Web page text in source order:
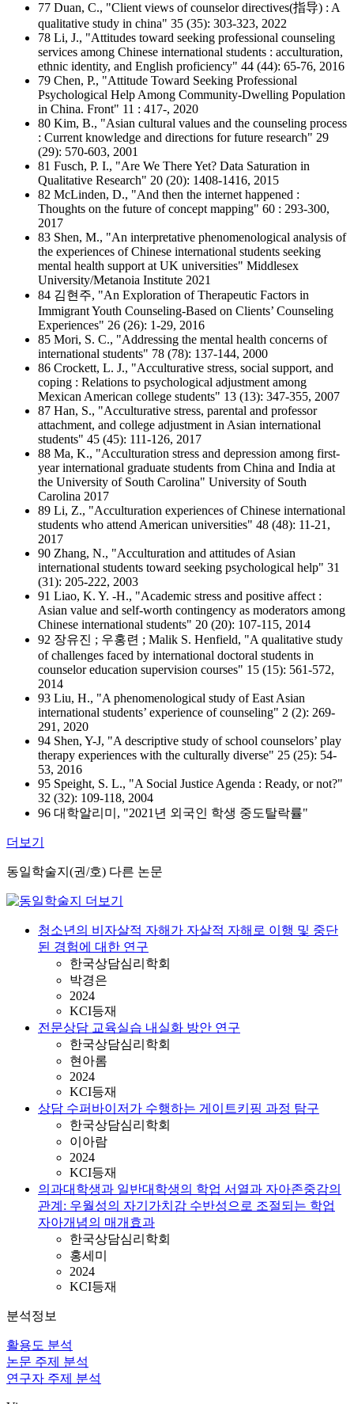
77 Duan, C., "Client views of counselor directives(指导) : A
qualitative study in china" 35 (35): 303-323, 2022
78 Li, J., "Attitudes toward seeking professional counseling
services among Chinese international students : acculturation,
ethnic identity, and English proficiency" 44 (44): 65-76, 2016
79 Chen, P., "Attitude Toward Seeking Professional
Psychological Help Among Community-Dwelling Population
in China. Front" 11 : 417-, 2020
80 Kim, B., "Asian cultural values and the counseling process
: Current knowledge and directions for future research" 29
(29): 570-603, 2001
81 Fusch, P. I., "Are We There Yet? Data Saturation in
Qualitative Research" 20 (20): 1408-1416, 2015
82 McLinden, D., "And then the internet happened :
Thoughts on the future of concept mapping" 60 : 293-300,
2017
83 Shen, M., "An interpretative phenomenological analysis of
the experiences of Chinese international students seeking
mental health support at UK universities" Middlesex
University/Metanoia Institute 2021
84 김현주, "An Exploration of Therapeutic Factors in
Immigrant Youth Counseling-Based on Clients’ Counseling
Experiences" 26 (26): 1-29, 2016
85 Mori, S. C., "Addressing the mental health concerns of
international students" 78 (78): 137-144, 2000
86 Crockett, L. J., "Acculturative stress, social support, and
coping : Relations to psychological adjustment among
Mexican American college students" 13 (13): 347-355, 2007
87 Han, S., "Acculturative stress, parental and professor
attachment, and college adjustment in Asian international
students" 45 (45): 111-126, 2017
88 Ma, K., "Acculturation stress and depression among first-
year international graduate students from China and India at
the University of South Carolina" University of South
Carolina 2017
89 Li, Z., "Acculturation experiences of Chinese international
students who attend American universities" 48 (48): 11-21,
2017
90 Zhang, N., "Acculturation and attitudes of Asian
international students toward seeking psychological help" 31
(31): 205-222, 2003
91 Liao, K. Y. -H., "Academic stress and positive affect :
Asian value and self-worth contingency as moderators among
Chinese international students" 20 (20): 107-115, 2014
92 장유진 ; 우홍련 ; Malik S. Henfield, "A qualitative study
of challenges faced by international doctoral students in
counselor education supervision courses" 15 (15): 561-572,
2014
93 Liu, H., "A phenomenological study of East Asian
international students’ experience of counseling" 2 (2): 269-
291, 2020
94 Shen, Y-J, "A descriptive study of school counselors’ play
therapy experiences with the culturally diverse" 25 (25): 54-
53, 2016
95 Speight, S. L., "A Social Justice Agenda : Ready, or not?"
32 (32): 109-118, 2004
96 대학알리미, "2021년 외국인 학생 중도탈락률"
더보기
동일학술지(권/호) 다른 논문
청소년의 비자살적 자해가 자살적 자해로 이행 및 중단
된 경험에 대한 연구
한국상담심리학회
박경은
2024
KCI등재
전문상담 교육실습 내실화 방안 연구
한국상담심리학회
현아롬
2024
KCI등재
상담 수퍼바이저가 수행하는 게이트키핑 과정 탐구
한국상담심리학회
이아람
2024
KCI등재
의과대학생과 일반대학생의 학업 서열과 자아존중감의
관계: 우월성의 자기가치감 수반성으로 조절되는 학업
자아개념의 매개효과
한국상담심리학회
홍세미
2024
KCI등재
분석정보
활용도 분석
논문 주제 분석
연구자 주제 분석